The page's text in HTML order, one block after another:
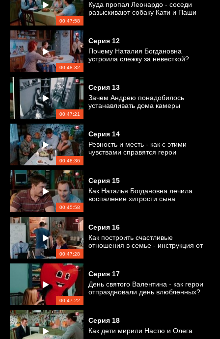
00:47:58
Куда пропал Леонардо - соседи
разыскивают собаку Кати и Паши
00:48:32
Серия 12
Почему Наталия Богдановна
устроила слежку за невесткой?
00:47:21
Серия 13
Зачем Андрею понадобилось
устанавливать дома камеры
00:48:36
Серия 14
Ревность и месть - как с этими
чувствами справятся герои
00:45:58
Серия 15
Как Наталья Богдановна лечила
воспаление хитрости сына
00:47:28
Серия 16
Как построить счастливые
отношения в семье - инструкция от
00:47:22
Серия 17
День святого Валентина - как герои
отпраздновали день влюбленных?
Серия 18
Как дети мирили Настю и Олега